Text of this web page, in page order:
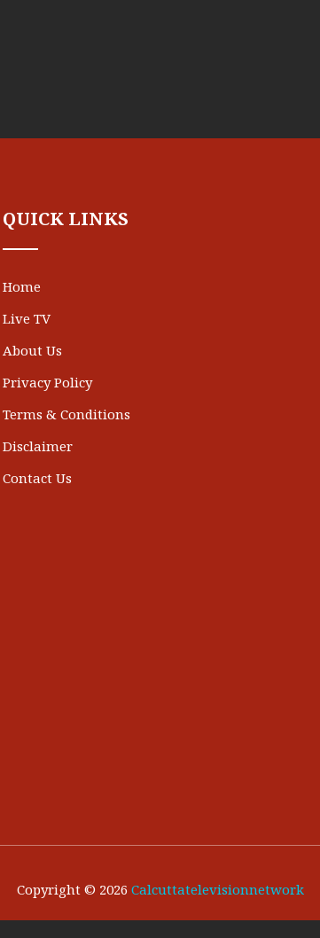
QUICK LINKS
Home
Live TV
About Us
Privacy Policy
Terms & Conditions
Disclaimer
Contact Us
Copyright © 2026 Calcuttatelevisionnetwork